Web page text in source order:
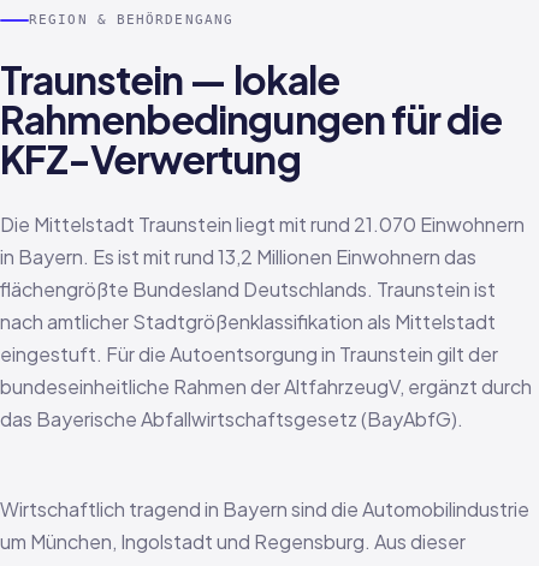
REGION & BEHÖRDENGANG
Traunstein — lokale
Rahmenbedingungen für die
KFZ-Verwertung
Die Mittelstadt Traunstein liegt mit rund 21.070 Einwohnern
in Bayern. Es ist mit rund 13,2 Millionen Einwohnern das
flächengrößte Bundesland Deutschlands. Traunstein ist
nach amtlicher Stadtgrößenklassifikation als Mittelstadt
eingestuft. Für die Autoentsorgung in Traunstein gilt der
bundeseinheitliche Rahmen der AltfahrzeugV, ergänzt durch
das Bayerische Abfallwirtschaftsgesetz (BayAbfG).
Wirtschaftlich tragend in Bayern sind die Automobilindustrie
um München, Ingolstadt und Regensburg. Aus dieser